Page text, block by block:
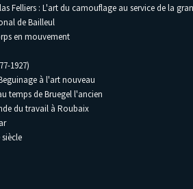
Felliers : L'art du camouflage au service de la
de Bailleul
en mouvement
1927)
à l'art nouveau
temps de Bruegel l'ancien
du travail à Roubaix